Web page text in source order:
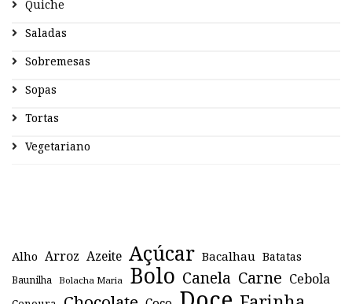
Quiche
Saladas
Sobremesas
Sopas
Tortas
Vegetariano
Alho Arroz Azeite Açúcar Bacalhau Batatas
Baunilha Bolacha Maria Bolo Canela Carne Cebola